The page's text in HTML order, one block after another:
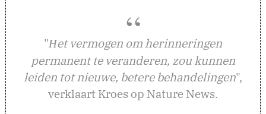
"Het vermogen om herinneringen
permanent te veranderen, zou kunnen
leiden tot nieuwe, betere behandelingen",
verklaart Kroes op Nature News.